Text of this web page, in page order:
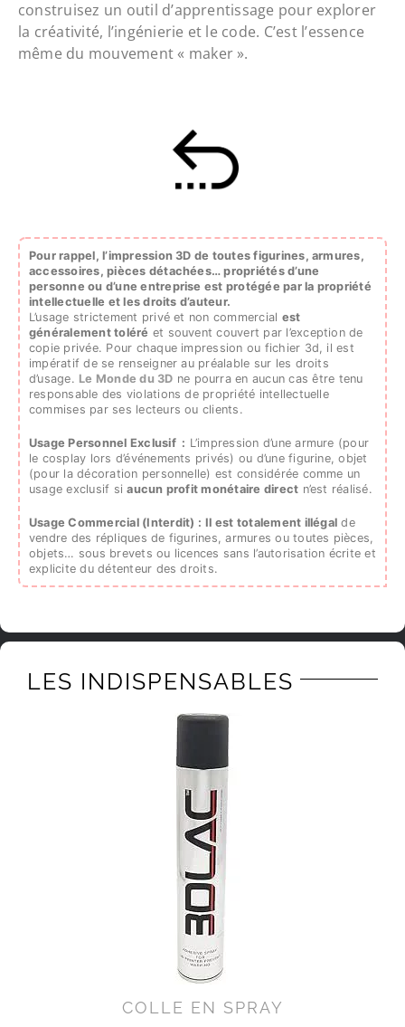
construisez un outil d’apprentissage pour explorer
la créativité, l’ingénierie et le code. C’est l’essence
même du mouvement « maker ».
Pour rappel, l’impression 3D de toutes figurines, armures,
accessoires, pièces détachées…propriétés d’une
personne ou d’une entreprise est protégée par la propriété
intellectuelle et les droits d’auteur.
L’usage strictement privé et non commercial est
généralement toléré et souvent couvert par l’exception de
copie privée. Pour chaque impression ou fichier 3d, il est
impératif de se renseigner au préalable sur les droits
d’usage. Le Monde du 3D ne pourra en aucun cas être tenu
responsable des violations de propriété intellectuelle
commises par ses lecteurs ou clients.
Usage Personnel Exclusif : L’impression d’une armure (pour
le cosplay lors d’événements privés) ou d’une figurine, objet
(pour la décoration personnelle) est considérée comme un
usage exclusif siaucun profit monétaire direct n’est réalisé.
Usage Commercial (Interdit) : Il est totalement illégal de
vendre des répliques de figurines, armures ou toutes pièces,
objets… sous brevets ou licences sans l’autorisation écrite et
explicite du détenteur des droits.
LES INDISPENSABLES
COLLE EN SPRAY